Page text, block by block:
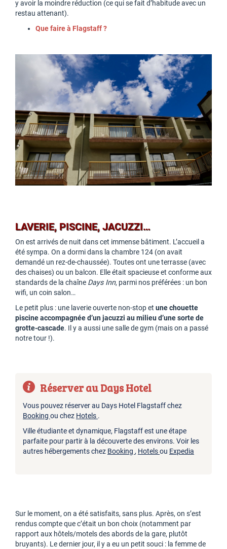
y avoir la moindre réduction (ce qui se fait d’habitude avec un
restau attenant).
Que faire à Flagstaff ?
LAVERIE, PISCINE, JACUZZI…
On est arrivés de nuit dans cet immense bâtiment. L’accueil a
été sympa. On a dormi dans la chambre 124 (on avait
demandé un rez-de-chaussée). Toutes ont une terrasse (avec
des chaises) ou un balcon. Elle était spacieuse et conforme aux
standards de la chaîne Days Inn, parmi nos préférées : un bon
wifi, un coin salon…
Le petit plus : une laverie ouverte non-stop et une chouette
piscine accompagnée d’un jacuzzi au milieu d’une sorte de
grotte-cascade. Il y a aussi une salle de gym (mais on a passé
notre tour !).
Réserver au Days Hotel
Vous pouvez réserver au Days Hotel Flagstaff chez
Booking ou chez Hotels .
Ville étudiante et dynamique, Flagstaff est une étape
parfaite pour partir à la découverte des environs. Voir les
autres hébergements chez Booking , Hotelsou Expedia
Sur le moment, on a été satisfaits, sans plus. Après, on s’est
rendus compte que c’était un bon choix (notamment par
rapport aux hôtels/motels des abords de la gare, plutôt
bruyants). Le dernier jour, il y a eu un petit souci : la femme de